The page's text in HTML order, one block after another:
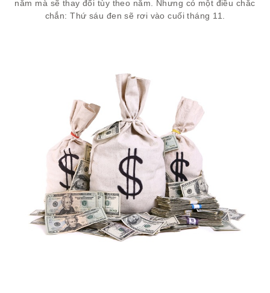
năm mà sẽ thay đổi tùy theo năm. Nhưng có một điều chắc
chắn: Thứ sáu đen sẽ rơi vào cuối tháng 11.